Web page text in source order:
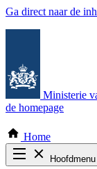
Ga direct naar de
Ministerie
de homepage
Home